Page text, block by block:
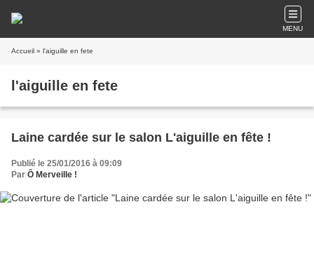
MENU
Accueil » l'aiguille en fete
l'aiguille en fete
Laine cardée sur le salon L'aiguille en fête !
Publié le 25/01/2016 à 09:09
Par Ô Merveille !